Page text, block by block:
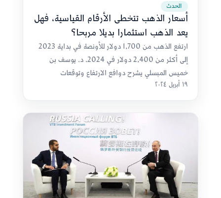
الحدث
أسعار الذهب تتخطى الأرقام القياسية، فهل
يعد الذهب استثمارا بديلا مربحا؟
ارتفع الذهب من 1,700 دولار للأونصة في بداية 2023
إلى أكثر من 2,400 دولار في 2024. د. يوسف بن
خميس المبسلي يشرح دوافع الارتفاع وتوقعات
المحللين.
١٩ أبريل ٢٠٢٤